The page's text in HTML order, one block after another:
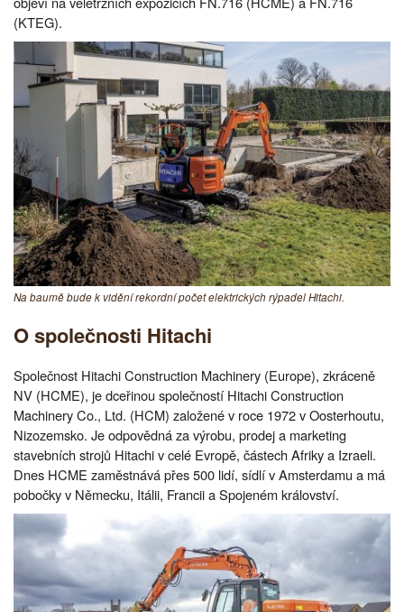
(KTEG).
Na baumě bude k vidění rekordní počet elektrických rýpadel Hitachi.
O společnosti Hitachi
Společnost Hitachi Construction Machinery (Europe), zkráceně
NV (HCME), je dceřinou společností Hitachi Construction
Machinery Co., Ltd. (HCM) založené v roce 1972 v Oosterhoutu,
Nizozemsko. Je odpovědná za výrobu, prodej a marketing
stavebních strojů Hitachi v celé Evropě, částech Afriky a Izraeli.
Dnes HCME zaměstnává přes 500 lidí, sídlí v Amsterdamu a má
pobočky v Německu, Itálii, Francii a Spojeném království.